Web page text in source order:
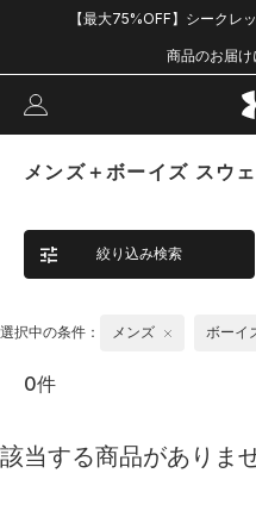
【最大75%OFF】シークレ
商品のお届
メンズ＋ボーイズ スウ
絞り込み検索
選択中の条件： メンズ ボーイ
0件
該当する商品がありませ